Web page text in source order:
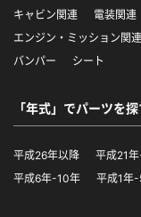
キャビン関連
電装関連
エンジン・ミッション関連
バンパー
シート
「年式」でパーツを探
平成26年以降 平成21
平成6年-10年
平成1年